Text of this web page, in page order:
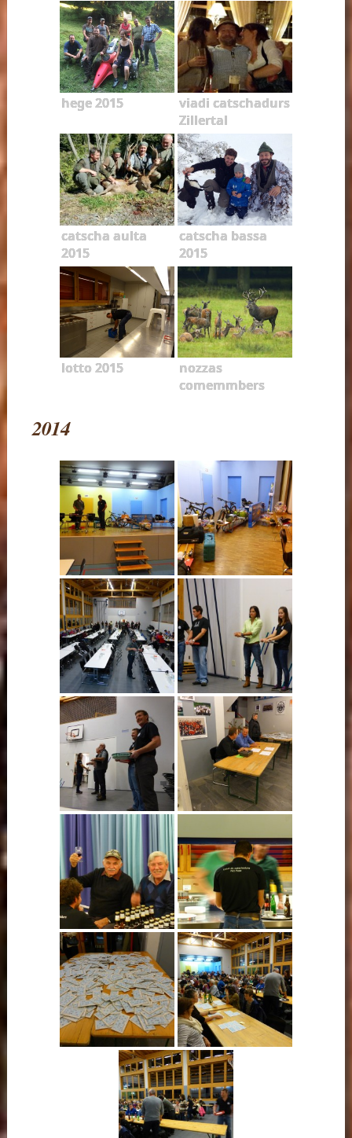
hege 2015
viadi catschadurs
Zillertal
catscha aulta
2015
catscha bassa
2015
lotto 2015
nozzas
comemmbers
2014